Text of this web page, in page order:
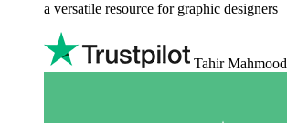
a versatile resource for graphic designers
Tahir Mahmood